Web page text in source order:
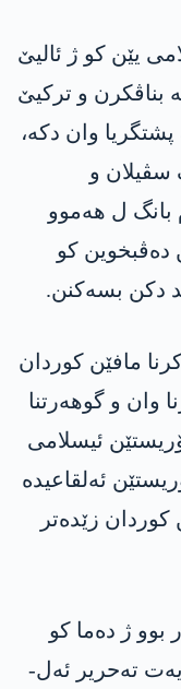
یێن کو ژ ئالیێ
بناڤکرن و ترکیێ
پشتگریا وان دکە،
سڤیلان و
بانگ ل ھەموو
کو
دکن بسەکنن.
مافێن کوردان
وان و گوھەرتنا
ئیسلامی
ئەلقاعیدە
زێدەتر
ژ دەما کو
تەحریر ئەل-